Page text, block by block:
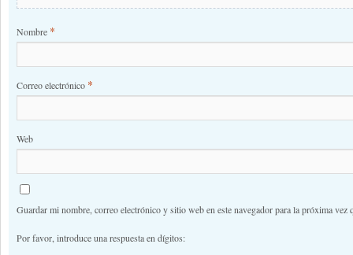
Nombre *
Correo electrónico *
Web
Guardar mi nombre, correo electrónico y sitio web en este navegador para la próxima vez
Por favor, introduce una respuesta en dígitos: